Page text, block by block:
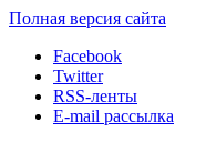
Полная версия сайта
Facebook
Twitter
RSS-ленты
E-mail рассылка